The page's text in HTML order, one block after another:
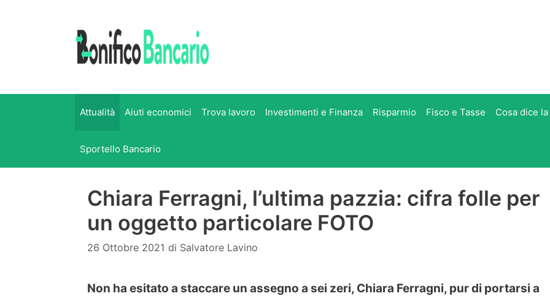
Attualità Aiuti economici Trova lavoro Investimenti e Finanza Risparmio Fisco e Tasse Cosa dice
Sportello Bancario
Chiara Ferragni, l’ultima pazzia: cifra folle per
un oggetto particolare FOTO
26 Ottobre 2021 di Salvatore Lavino
Non ha esitato a staccare un assegno a sei zeri, Chiara Ferragni, pur di portarsi a